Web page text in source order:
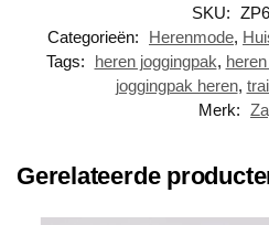
SKU:
Categorieën:
Herenmode,
Tags:
heren joggingpak,
joggingpak heren,
Merk:
Gerelateerde